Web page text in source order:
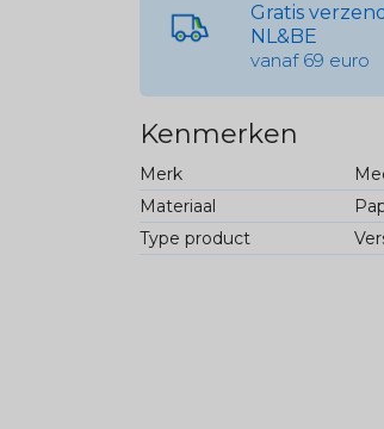
Gratis
NL&BE
vanaf 69 euro
Kenmerken
Merk
Materiaal
Type product